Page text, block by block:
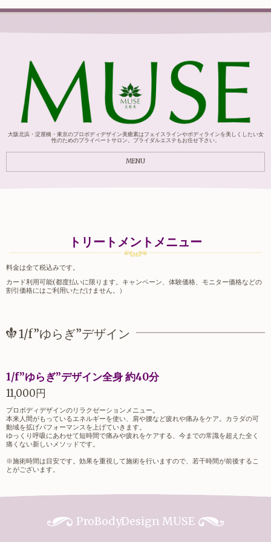
大阪北浜・淀屋橋・東京のプロボディデザイン美癒素はフェイスラインやボディラインを美しくしたい女
性のためのプライベートサロン。ブライダルエステもお任せ下さい。
MENU
トリートメントメニュー
料金は全て税込みです。
カード利用可能(都度払いに限ります。キャンペーン、体験価格、モニター価格などの
割引価格にはご利用いただけません。）
1/f”ゆらぎ”デザイン
1/f”ゆらぎ”デザイン全身 約40分
11,000円
プロボディデザインのリラクゼーションメニュー。
本来人間がもっているエネルギーを使い、肩や腰など疲れや痛みをケア。カラダの可
動域を拡げパフォーマンスを上げていきます。
ゆっくり呼吸にあわせて短時間で痛みや疲れをケアする、今までの常識を超えた全く
痛くない新しいメソッドです。
※施術時間は目安です。効果を重視して施術を行いますので、若干時間が前後するこ
とがございます。
ProBodyDesign MUSE